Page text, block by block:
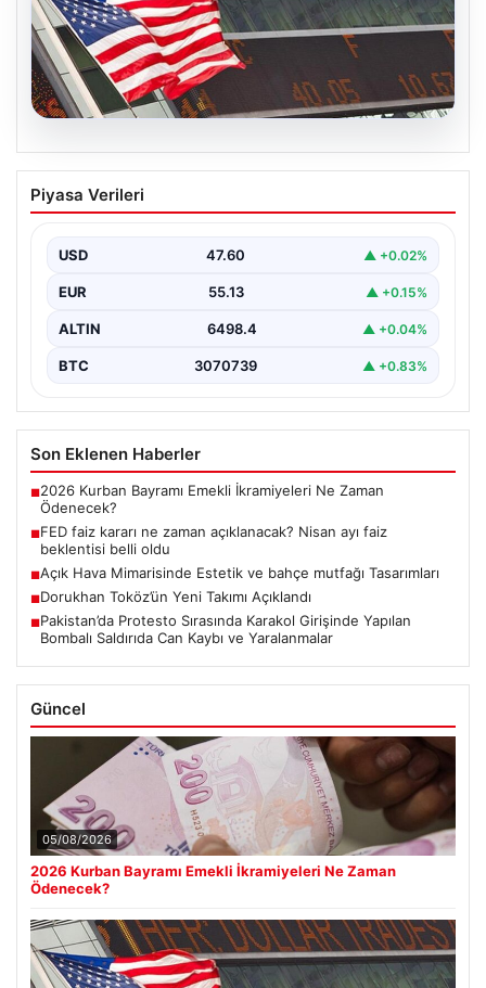
04.08.2026
FED faiz kararı ne zaman açıklanacak?
Nisan ayı faiz beklentisi belli oldu
Piyasa Verileri
USD 47.60 ▲ +0.02%
EUR 55.13 ▲ +0.15%
ALTIN 6498.4 ▲ +0.04%
BTC 3070739 ▲ +0.83%
Son Eklenen Haberler
■2026 Kurban Bayramı Emekli İkramiyeleri Ne Zaman
Ödenecek?
■FED faiz kararı ne zaman açıklanacak? Nisan ayı faiz
beklentisi belli oldu
■Açık Hava Mimarisinde Estetik ve bahçe mutfağı Tasarımları
■Dorukhan Toköz’ün Yeni Takımı Açıklandı
■Pakistan’da Protesto Sırasında Karakol Girişinde Yapılan
Bombalı Saldırıda Can Kaybı ve Yaralanmalar
Güncel
05/08/2026
2026 Kurban Bayramı Emekli İkramiyeleri Ne Zaman
Ödenecek?